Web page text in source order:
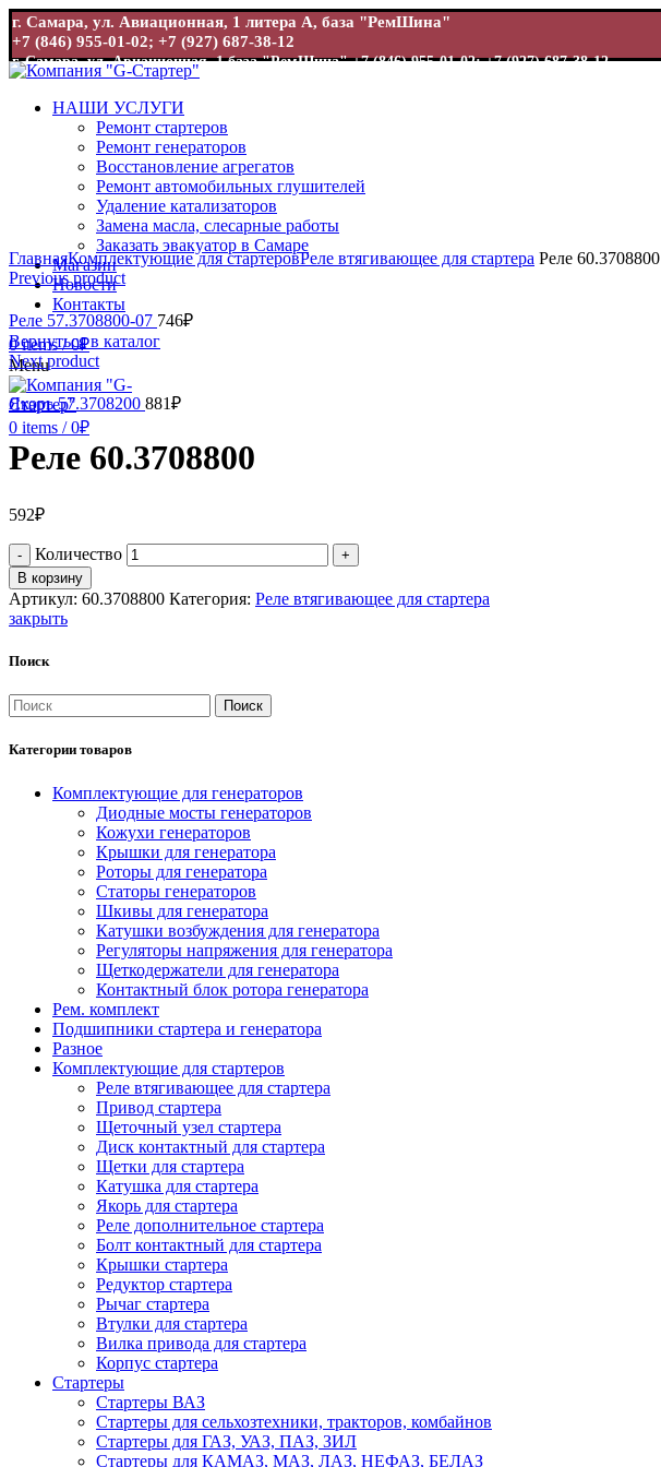
г. Самара, ул. Авиационная, 1 литера А, база "РемШина"
+7 (846) 955-01-02; +7 (927) 687-38-12
г. Самара, ул. Авиационная, 1 база "РемШина" +7 (846) 955-01-02; +7 (927) 687-38-12
НАШИ УСЛУГИ
Ремонт стартеров
Ремонт генераторов
Восстановление агрегатов
Ремонт автомобильных глушителей
Удаление катализаторов
Замена масла, слесарные работы
Заказать эвакуатор в Самаре
Магазин
Новости
Контакты
0items / 0₽
Menu
0 items / 0₽
Увеличить
ГлавнаяКомплектующие для стартеровРеле втягивающее для стартера Реле 60.3708800
Previous product
Реле 57.3708800-07 746₽
Вернуться в каталог
Next product
Якорь 57.3708200 881₽
Реле 60.3708800
592₽
Количество
В корзину
Артикул: 60.3708800 Категория: Реле втягивающее для стартера
закрыть
Поиск
Поиск
Категории товаров
Комплектующие для генераторов
Диодные мосты генераторов
Кожухи генераторов
Крышки для генератора
Роторы для генератора
Статоры генераторов
Шкивы для генератора
Катушки возбуждения для генератора
Регуляторы напряжения для генератора
Щеткодержатели для генератора
Контактный блок ротора генератора
Рем. комплект
Подшипники стартера и генератора
Разное
Комплектующие для стартеров
Реле втягивающее для стартера
Привод стартера
Щеточный узел стартера
Диск контактный для стартера
Щетки для стартера
Катушка для стартера
Якорь для стартера
Реле дополнительное стартера
Болт контактный для стартера
Крышки стартера
Редуктор стартера
Рычаг стартера
Втулки для стартера
Вилка привода для стартера
Корпус стартера
Стартеры
Стартеры ВАЗ
Стартеры для сельхозтехники, тракторов, комбайнов
Стартеры для ГАЗ, УАЗ, ПАЗ, ЗИЛ
Стартеры для КАМАЗ, МАЗ, ЛАЗ, НЕФАЗ, БЕЛАЗ